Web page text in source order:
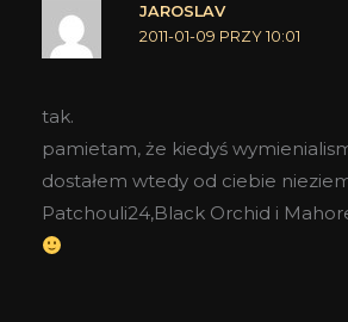
JAROSLAV
2011-01-09 PRZY 10:01
tak.
pamietam, że kiedyś
dostałem wtedy od ciebie
Patchouli24,Black Orchid i